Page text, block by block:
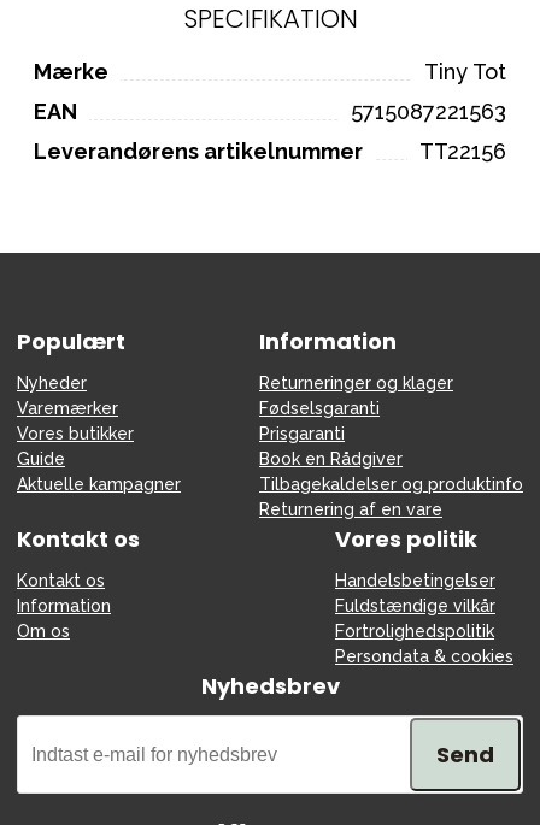
SPECIFIKATION
Mærke
Tiny Tot
EAN
5715087221563
Leverandørens artikelnummer
TT22156
Populært
Nyheder
Varemærker
Vores butikker
Guide
Aktuelle kampagner
Information
Returneringer og klager
Fødselsgaranti
Prisgaranti
Book en Rådgiver
Tilbagekaldelser og produktinfo
Returnering af en vare
Kontakt os
Kontakt os
Information
Om os
Vores politik
Handelsbetingelser
Fuldstændige vilkår
Fortrolighedspolitik
Persondata & cookies
Nyhedsbrev
Send